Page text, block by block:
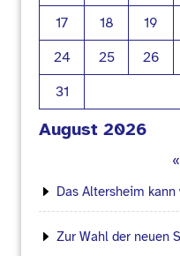
August 2026
17
18 19
24
25 26
31
Das Altersheim kann
Zur Wahl der neuen